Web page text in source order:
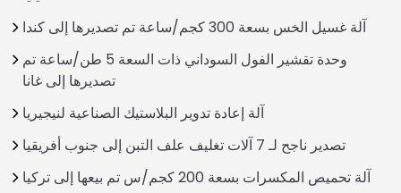
آلة غسيل الخس بسعة 300 كجم/ساعة تم تصديرها إلى كندا
وحدة تقشير الفول السوداني ذات السعة 5 طن/ساعة تم
تصديرها إلى غانا
آلة إعادة تدوير البلاستيك الصناعية لنيجيريا
تصدير ناجح لـ 7 آلات تغليف علف التبن إلى جنوب أفريقيا
آلة تحميص المكسرات بسعة 200 كجم/س تم بيعها إلى تركيا